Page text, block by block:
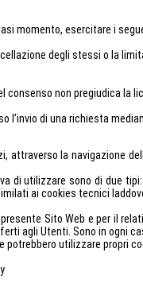
momento, esercitare i
degli stessi o la
consenso non pregiudica
l’invio di una richiesta
attraverso la navigazione
di utilizzare sono di due
ai cookies tecnici
Sito Web e per il
agli Utenti. Sono in ogni
potrebbero utilizzare propri